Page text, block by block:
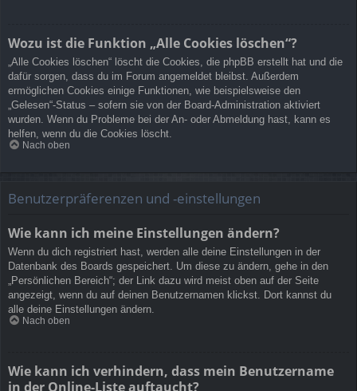
Wozu ist die Funktion „Alle Cookies löschen“?
„Alle Cookies löschen“ löscht die Cookies, die phpBB erstellt hat und die
dafür sorgen, dass du im Forum angemeldet bleibst. Außerdem
ermöglichen Cookies einige Funktionen, wie beispielsweise den
„Gelesen“-Status – sofern sie von der Board-Administration aktiviert
wurden. Wenn du Probleme bei der An- oder Abmeldung hast, kann es
helfen, wenn du die Cookies löscht.
Nach oben
Benutzerpräferenzen und -einstellungen
Wie kann ich meine Einstellungen ändern?
Wenn du dich registriert hast, werden alle deine Einstellungen in der
Datenbank des Boards gespeichert. Um diese zu ändern, gehe in den
„Persönlichen Bereich“; der Link dazu wird meist oben auf der Seite
angezeigt, wenn du auf deinen Benutzernamen klickst. Dort kannst du
alle deine Einstellungen ändern.
Nach oben
Wie kann ich verhindern, dass mein Benutzername
in der Online-Liste auftaucht?